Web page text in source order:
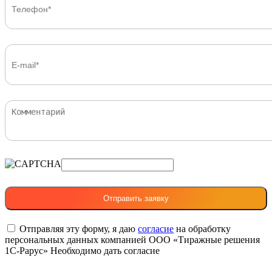
Отправляя эту форму, я даю согласие на обработку
персональных данных компанией ООО «Тиражные решения
1С-Рарус» Необходимо дать согласие